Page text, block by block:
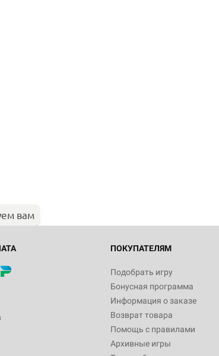
вам
ПОКУПАТЕЛЯМ
Подобрать игру
Бонусная программа
Информация о заказе
Возврат товара
Помощь с правилами
Архивные игры